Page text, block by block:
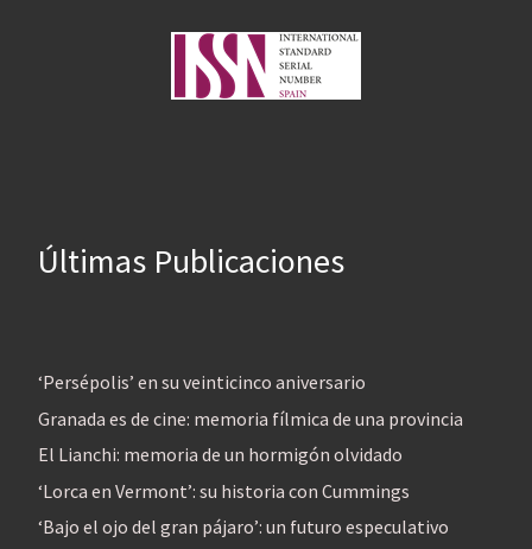
Últimas Publicaciones
‘Persépolis’ en su veinticinco aniversario
Granada es de cine: memoria fílmica de una provincia
El Lianchi: memoria de un hormigón olvidado
‘Lorca en Vermont’: su historia con Cummings
‘Bajo el ojo del gran pájaro’: un futuro especulativo